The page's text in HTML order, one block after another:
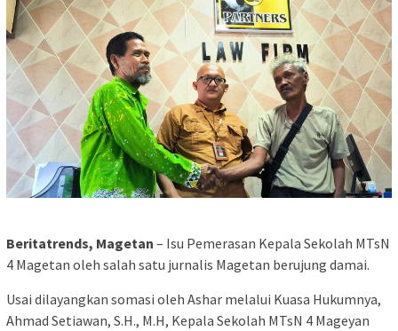
Beritatrends, Magetan – Isu Pemerasan Kepala Sekolah MTsN
4 Magetan oleh salah satu jurnalis Magetan berujung damai.
Usai dilayangkan somasi oleh Ashar melalui Kuasa Hukumnya,
Ahmad Setiawan, S.H., M.H, Kepala Sekolah MTsN 4 Mageyan